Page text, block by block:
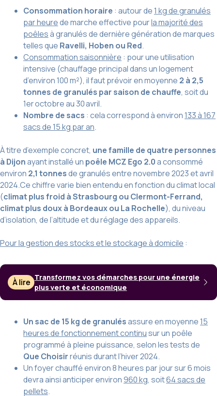
Consommation horaire : autour de1 kg de granulés
par heurede marche effective pourla majorité des
poêlesà granulés de dernière génération de marques
telles que Ravelli, Hoben ou Red.
Consommation saisonnière : pour une utilisation
intensive (chauffage principal dans un logement
d’environ 100 m²), il faut prévoir en moyenne 2 à 2,5
tonnes de granulés par saison de chauffe, soit du
1er octobre au 30 avril.
Nombre de sacs : cela correspond à environ133 à 167
sacs de 15 kg par an.
À titre d’exemple concret, une famille de quatre personnes
à Dijonayant installé un poêle MCZ Ego 2.0a consommé
environ 2,1 tonnesde granulés entre novembre 2023 et avril
2024.Ce chiffre varie bien entendu en fonction du climat local
(climat plus froid à Strasbourg ou Clermont-Ferrand,
climat plus doux à Bordeaux ou La Rochelle), du niveau
d’isolation, de l’altitude et du réglage des appareils.
Pour la gestion des stocks et le stockage à domicile :
À lire Transformez vos démarches pour une énergie
plus verte et économique
Un sac de 15 kg de granulésassure en moyenne15
heures de fonctionnement continusur un poêle
programmé à pleine puissance, selon les tests de
Que Choisirréunis durant l’hiver 2024.
Un foyer chauffé environ 8 heures par jour sur 6 mois
devra ainsi anticiper environ960 kg, soit64 sacs de
pellets.